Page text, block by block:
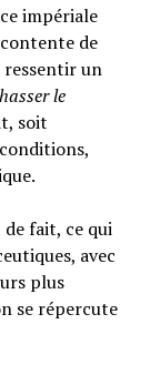
impériale
de
ressentir un
le
soit
fait, ce qui
avec
plus
se répercute